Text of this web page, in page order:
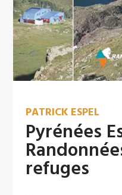
PATRICK ESPEL
Pyrénées
refuges